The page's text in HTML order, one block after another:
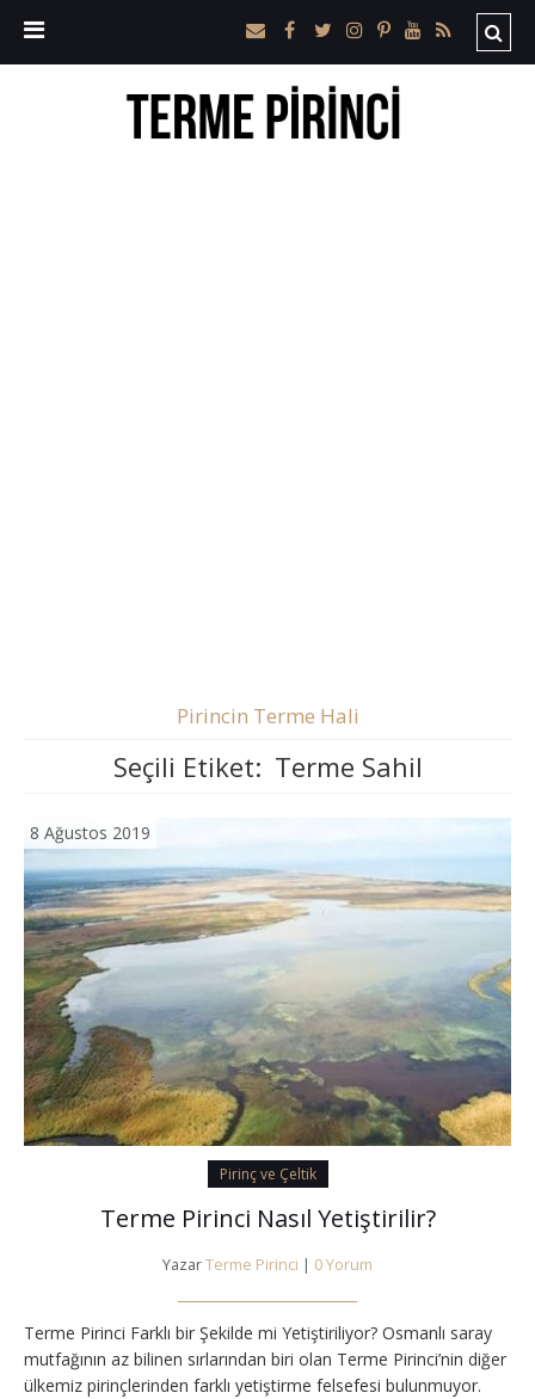
Pirincin Terme Hali
Seçili Etiket: Terme Sahil
8 Ağustos 2019
Pirinç ve Çeltik
Terme Pirinci Nasıl Yetiştirilir?
YazarTerme Pirinci | 0 Yorum
Terme Pirinci Farklı bir Şekilde mi Yetiştiriliyor? Osmanlı saray
mutfağının az bilinen sırlarından biri olan Terme Pirinci’nin diğer
ülkemiz pirinçlerinden farklı yetiştirme felsefesi bulunmuyor.